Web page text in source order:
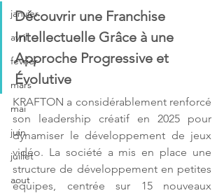
janvier
avril
fevrier
mars
mai
juin
juillet
aout
Découvrir une Franchise
Intellectuelle Grâce à une
Approche Progressive et
Évolutive
KRAFTON a considérablement renforcé
son leadership créatif en 2025 pour
dynamiser le développement de jeux
vidéo. La société a mis en place une
structure de développement en petites
équipes, centrée sur 15 nouveaux